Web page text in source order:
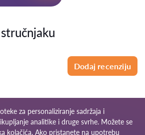
Dodaj recenziju
za personaliziranje sadržaja i
analitike i druge svrhe. Možete se
kolačića. Ako pristanete na upotrebu